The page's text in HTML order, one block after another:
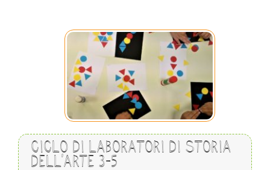
Ciclo di laboratori di storia
dell’arte 3-5